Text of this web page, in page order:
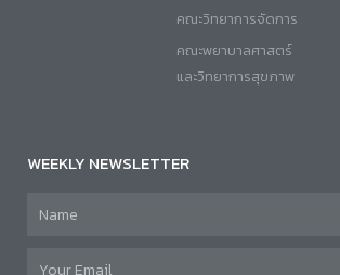
คณะวิทยาการจัดการ
คณะพยาบาลศาสตร์
และวิทยาการสุขภาพ
WEEKLY NEWSLETTER